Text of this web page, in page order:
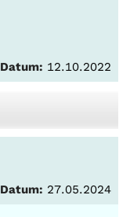
Datum: 12.10.2022
Datum: 27.05.2024